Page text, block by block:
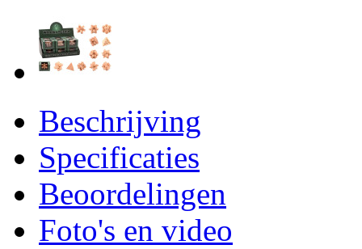
Beschrijving
Specificaties
Beoordelingen
Foto's en video